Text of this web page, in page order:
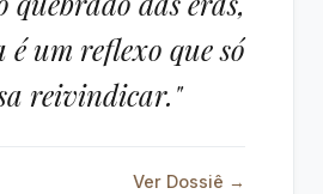
é um reflexo que só
reivindicar."
Ver Dossiê →